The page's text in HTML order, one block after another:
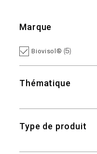
Marque
Biovisol® (5)
Thématique
Type de produit